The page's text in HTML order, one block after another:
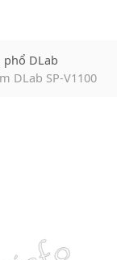
phổ DLab
DLab SP-V1100